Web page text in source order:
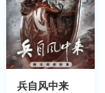
兵自风中来